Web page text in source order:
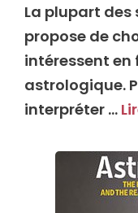
La plupart des
propose de
intéressent en
astrologique.
interpréter …